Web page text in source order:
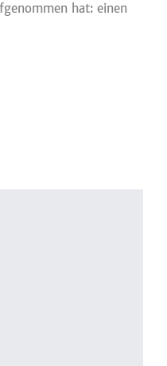
hat: einen